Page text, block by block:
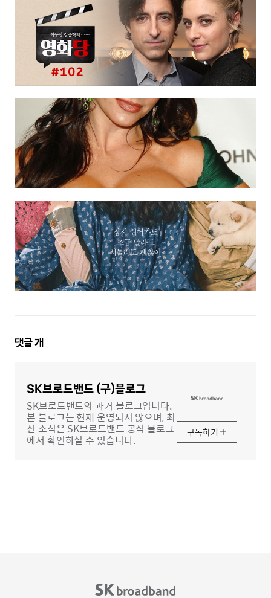
댓
댓글개
SK브로드밴드 (구)블로그
SK브로드밴드의 과거 블로그입니다.
본 블로그는 현재 운영되지 않으며, 최
신 소식은 SK브로드밴드 공식 블로그
에서 확인하실 수 있습니다.
구독하기